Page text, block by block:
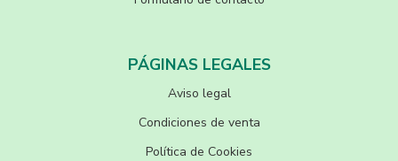
PÁGINAS LEGALES
Aviso legal
Condiciones de venta
Política de Cookies